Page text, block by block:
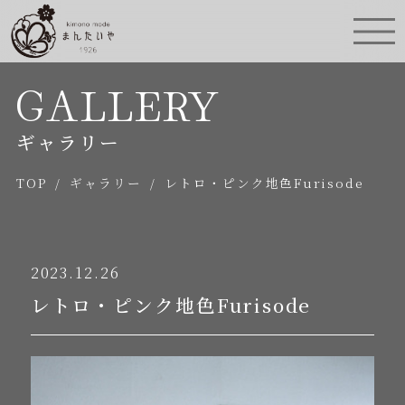
GALLERY
ギャラリー
TOP / ギャラリー / レトロ・ピンク地色Furisode
2023.12.26
レトロ・ピンク地色Furisode